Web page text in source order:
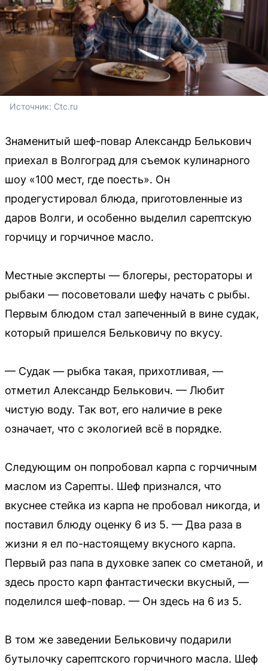
Источник: Ctc.ru
Знаменитый шеф-повар Александр Белькович
приехал в Волгоград для съемок кулинарного
шоу «100 мест, где поесть». Он
продегустировал блюда, приготовленные из
даров Волги, и особенно выделил сарептскую
горчицу и горчичное масло.
Местные эксперты — блогеры, рестораторы и
рыбаки — посоветовали шефу начать с рыбы.
Первым блюдом стал запеченный в вине судак,
который пришелся Бельковичу по вкусу.
— Судак — рыбка такая, прихотливая, —
отметил Александр Белькович. — Любит
чистую воду. Так вот, его наличие в реке
означает, что с экологией всё в порядке.
Следующим он попробовал карпа с горчичным
маслом из Сарепты. Шеф признался, что
вкуснее стейка из карпа не пробовал никогда, и
поставил блюду оценку 6 из 5. — Два раза в
жизни я ел по-настоящему вкусного карпа.
Первый раз папа в духовке запек со сметаной, и
здесь просто карп фантастически вкусный, —
поделился шеф-повар. — Он здесь на 6 из 5.
В том же заведении Бельковичу подарили
бутылочку сарептского горчичного масла. Шеф